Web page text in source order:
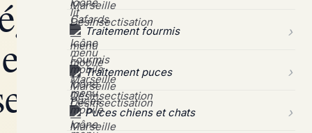
Traitement fourmis
Traitement puces
Puces chiens et chats
votre jardin
nuisibles à
?